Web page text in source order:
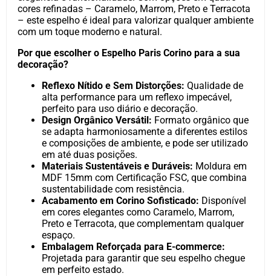
cores refinadas – Caramelo, Marrom, Preto e Terracota
– este espelho é ideal para valorizar qualquer ambiente
com um toque moderno e natural.
Por que escolher o Espelho Paris Corino para a sua
decoração?
Reflexo Nítido e Sem Distorções: Qualidade de
alta performance para um reflexo impecável,
perfeito para uso diário e decoração.
Design Orgânico Versátil: Formato orgânico que
se adapta harmoniosamente a diferentes estilos
e composições de ambiente, e pode ser utilizado
em até duas posições.
Materiais Sustentáveis e Duráveis: Moldura em
MDF 15mm com Certificação FSC, que combina
sustentabilidade com resistência.
Acabamento em Corino Sofisticado: Disponível
em cores elegantes como Caramelo, Marrom,
Preto e Terracota, que complementam qualquer
espaço.
Embalagem Reforçada para E-commerce:
Projetada para garantir que seu espelho chegue
em perfeito estado.